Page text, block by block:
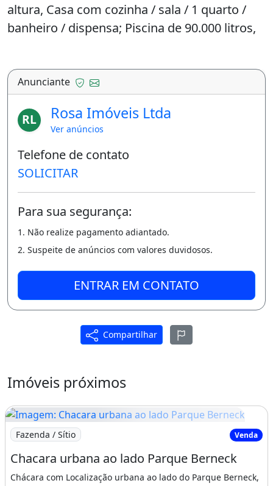
altura, Casa com cozinha / sala / 1 quarto /
banheiro / dispensa; Piscina de 90.000 litros,
Artesiano; Reservatório de 10.000 litros;
Todo terreno com terra preta da Chapada dos
Guimarães; Todo Gramado; Todo terreno
com drenos e desnível para escoamento
rápido de água da chuva; Energia e Água
autossuficiente; Dezenas de frutíferas;
Palmeiras, Vasos com Flores, Temperos;
Cancha de Bocha Paisagismo com muitas
folhagens
Características da fazenda / sítio:
Churrasqueira
Piscina
Churrasqueira Piscina
Anunciante
RL Rosa Imóveis Ltda
Ver anúncios
Telefone de contato
SOLICITAR
Para sua segurança:
1. Não realize pagamento adiantado.
2. Suspeite de anúncios com valores duvidosos.
ENTRAR EM CONTATO
Compartilhar
Imóveis próximos
Imagem: Chacara urbana ao lado Parque Berneck
Fazenda / Sítio Venda
Chacara urbana ao lado Parque Berneck
Chácara com Localização urbana ao lado do Parque Berneck,